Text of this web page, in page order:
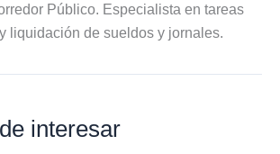
Público. Especialista en tareas
liquidación de sueldos y jornales.
interesar